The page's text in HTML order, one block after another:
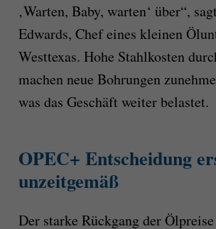
‚Warten, Baby, warten‘ über“,
Edwards, Chef eines kleinen
Westtexas. Hohe Stahlkosten
machen neue Bohrungen
was das Geschäft weiter belastet.
OPEC+ Entscheidung
unzeitgemäß
Der starke Rückgang der